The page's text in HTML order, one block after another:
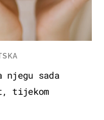
njegu sada
tijekom